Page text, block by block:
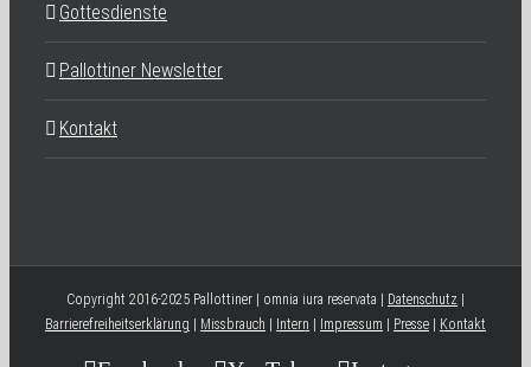
Gottesdienste
Pallottiner Newsletter
Kontakt
Copyright 2016-2025 Pallottiner | omnia iura reservata | Datenschutz
Barrierefreiheitserklärung
Missbrauch Intern Impressum Presse Kontakt